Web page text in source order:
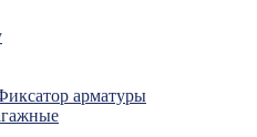
арматуры